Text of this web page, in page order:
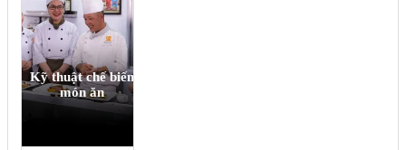
Kỹ thuật chế biến
món ăn